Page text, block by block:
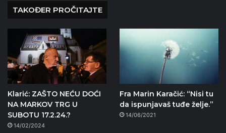
TAKOĐER PROČITAJTE
Klarić: ZAŠTO NEĆU DOĆI
NA MARKOV TRG U
SUBOTU 17.2.24.?
14/02/2024
Fra Marin Karačić: “Nisi tu
da ispunjavaš tuđe želje.”
14/06/2021